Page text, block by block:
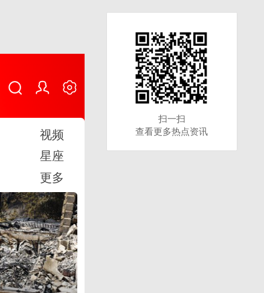
视频
星座
更多
扫一扫
查看更多热点资讯
扫一扫
查看更多热点资讯